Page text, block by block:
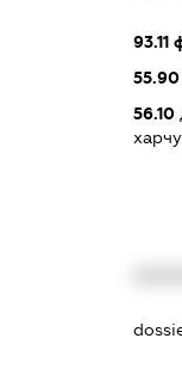
93.11
55.90
56.10